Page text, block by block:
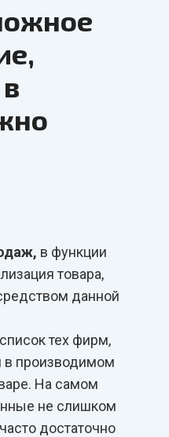
в функции
товара,
данной
тех фирм,
в производимом
На самом
не слишком
достаточно